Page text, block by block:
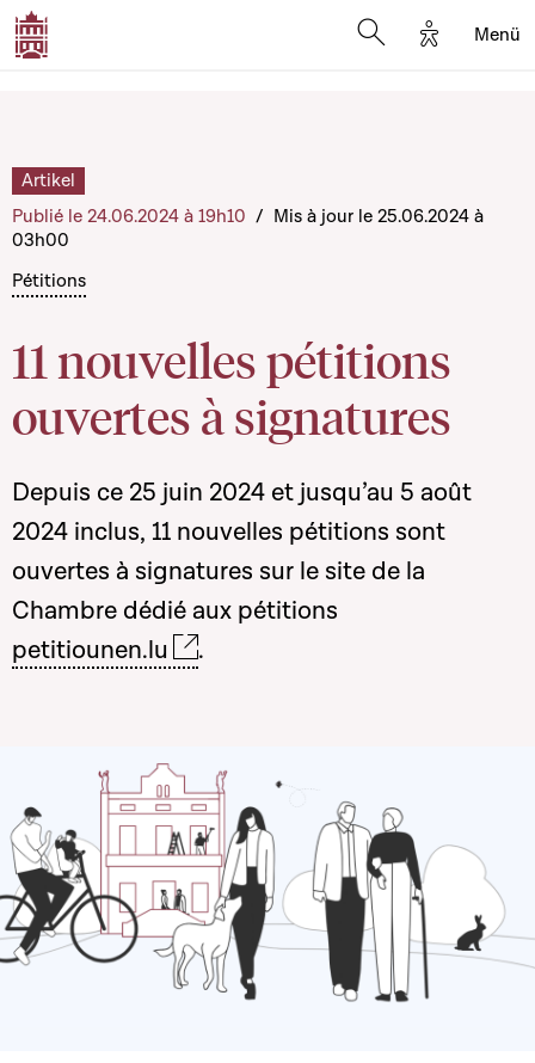
Options
Menü
Pétitions
11 nouvelles pétitions
ouvertes à signatures
Artikel
Publié le 24.06.2024 à 19h10 / Mis à jour le 25.06.2024 à
03h00
Depuis ce 25 juin 2024 et jusqu’au 5 août
2024 inclus, 11 nouvelles pétitions sont
ouvertes à signatures sur le site de la
Chambre dédié aux pétitions
petitiounen.lu
.